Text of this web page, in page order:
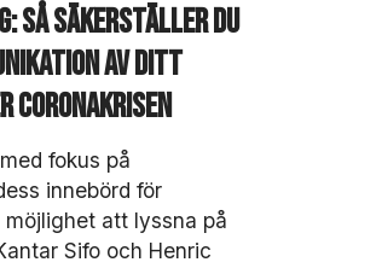
Så säkerställer du
av ditt
coronakrisen
fokus på
innebörd för
att lyssna på
Sifo och Henric